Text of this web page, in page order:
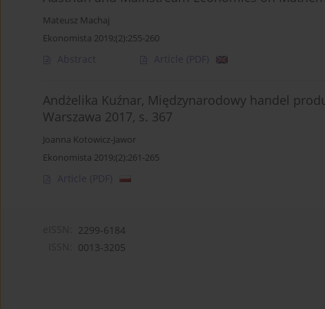
Mateusz Machaj
Ekonomista 2019;(2):255-260
Abstract Article (PDF)
Andżelika Kuźnar, Międzynarodowy handel
Warszawa 2017, s. 367
Joanna Kotowicz-Jawor
Ekonomista 2019;(2):261-265
Article (PDF)
2299-6184
0013-3205